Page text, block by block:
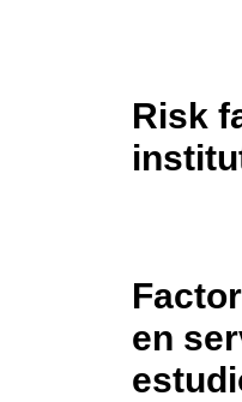
Risk
en